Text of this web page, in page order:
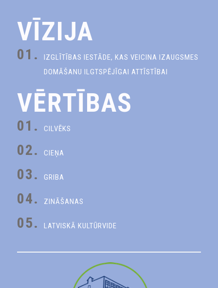
VĪZIJA
01.
IZGLĪTĪBAS IESTĀDE, KAS VEICINA IZAUGSMES
DOMĀŠANU ILGTSPĒJĪGAI ATTĪSTĪBAI
VĒRTĪBAS
01. CILVĒKS
02. CIEŅA
03. GRIBA
04. ZINĀŠANAS
05. LATVISKĀ KULTŪRVIDE